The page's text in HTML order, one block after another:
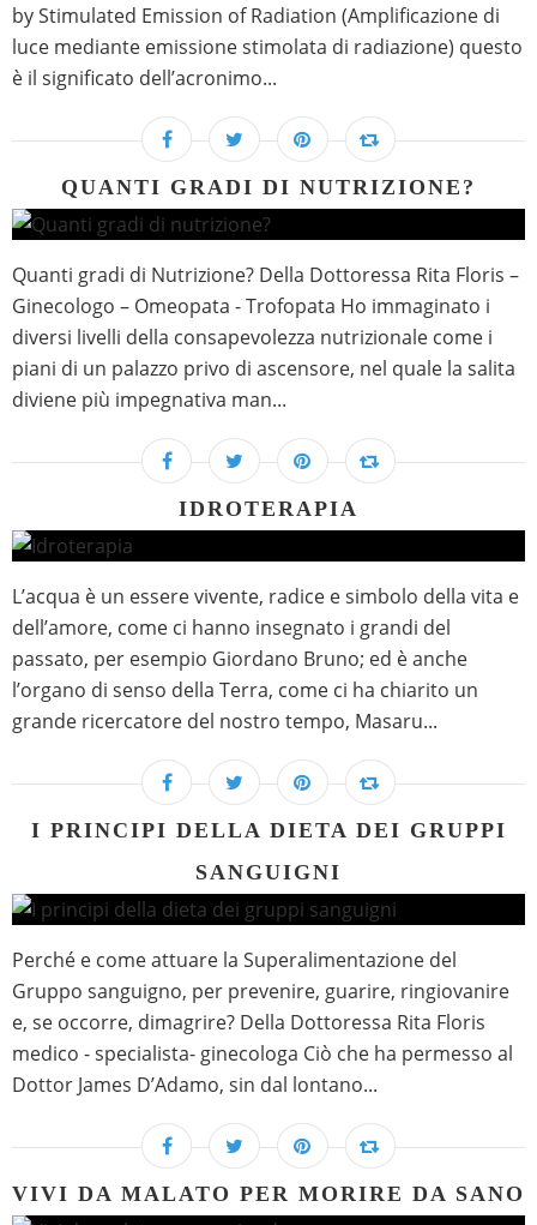
by Stimulated Emission of Radiation (Amplificazione di
luce mediante emissione stimolata di radiazione) questo
è il significato dell’acronimo...
QUANTI GRADI DI NUTRIZIONE?
Quanti gradi di Nutrizione? Della Dottoressa Rita Floris –
Ginecologo – Omeopata - Trofopata Ho immaginato i
diversi livelli della consapevolezza nutrizionale come i
piani di un palazzo privo di ascensore, nel quale la salita
diviene più impegnativa man...
IDROTERAPIA
L’acqua è un essere vivente, radice e simbolo della vita e
dell’amore, come ci hanno insegnato i grandi del
passato, per esempio Giordano Bruno; ed è anche
l’organo di senso della Terra, come ci ha chiarito un
grande ricercatore del nostro tempo, Masaru...
I PRINCIPI DELLA DIETA DEI GRUPPI
SANGUIGNI
Perché e come attuare la Superalimentazione del
Gruppo sanguigno, per prevenire, guarire, ringiovanire
e, se occorre, dimagrire? Della Dottoressa Rita Floris
medico - specialista- ginecologa Ciò che ha permesso al
Dottor James D’Adamo, sin dal lontano...
VIVI DA MALATO PER MORIRE DA SANO